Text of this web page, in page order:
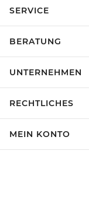
SERVICE
BERATUNG
UNTERNEHMEN
RECHTLICHES
MEIN KONTO